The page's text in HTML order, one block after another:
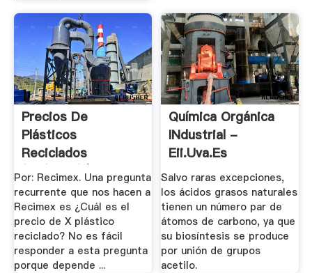
Precios De
Plásticos
Reciclados
(04/2013) | .
Por: Recimex. Una pregunta
recurrente que nos hacen a
Recimex es ¿Cuál es el
precio de X plástico
reciclado? No es fácil
responder a esta pregunta
porque depende ...
Química Orgánica
INdustrial -
Eii.uva.es
Salvo raras excepciones,
los ácidos grasos naturales
tienen un número par de
átomos de carbono, ya que
su biosíntesis se produce
por unión de grupos
acetilo.